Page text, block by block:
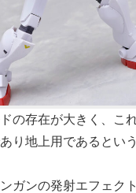
の存在が大きく、こ
り地上用であるとい
ガンの発射エフェク